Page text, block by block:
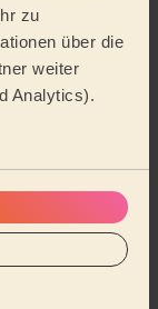
zu
über die
weiter
Analytics).
von